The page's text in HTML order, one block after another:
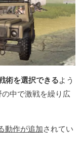
術を選択できるよう
中で激戦を繰り広
動作が追加されてい